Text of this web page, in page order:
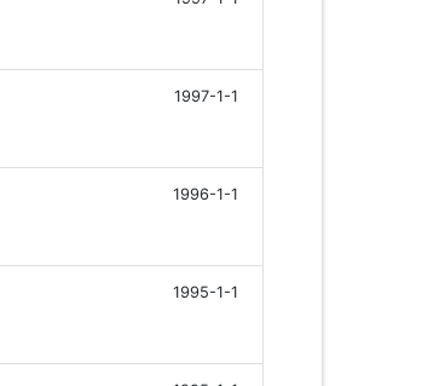
1997-1-1
1996-1-1
1995-1-1